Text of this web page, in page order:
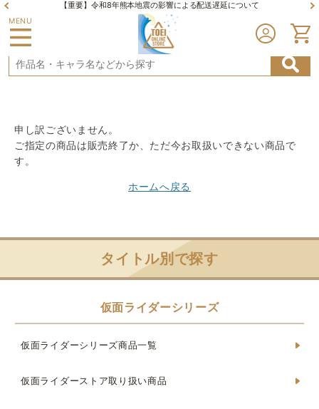
【重要】令和8年熊本地震の影響による配送遅延について
MENU
申し訳ございません。
ご指定の商品は販売終了か、ただ今お取扱いできない商品で
す。
ホームへ戻る
タイトル別で探す
仮面ライダーシリーズ
仮面ライダーシリーズ商品一覧
仮面ライダーストア取り扱い商品